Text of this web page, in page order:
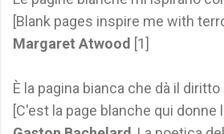
[Blank pages inspire me with
Margaret Atwood [1]
È la pagina bianca che dà il
[C'est la page blanche qui donne